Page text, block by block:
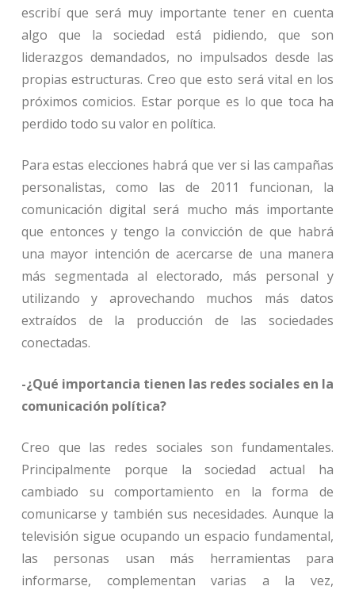
escribí que será muy importante tener en cuenta
algo que la sociedad está pidiendo, que son
liderazgos demandados, no impulsados desde las
propias estructuras. Creo que esto será vital en los
próximos comicios. Estar porque es lo que toca ha
perdido todo su valor en política.
Para estas elecciones habrá que ver si las campañas
personalistas, como las de 2011 funcionan, la
comunicación digital será mucho más importante
que entonces y tengo la convicción de que habrá
una mayor intención de acercarse de una manera
más segmentada al electorado, más personal y
utilizando y aprovechando muchos más datos
extraídos de la producción de las sociedades
conectadas.
-¿Qué importancia tienen las redes sociales en la
comunicación política?
Creo que las redes sociales son fundamentales.
Principalmente porque la sociedad actual ha
cambiado su comportamiento en la forma de
comunicarse y también sus necesidades. Aunque la
televisión sigue ocupando un espacio fundamental,
las personas usan más herramientas para
informarse, complementan varias a la vez,